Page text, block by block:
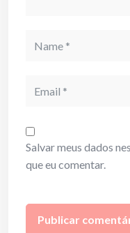
Salvar meus dados
que eu comentar.